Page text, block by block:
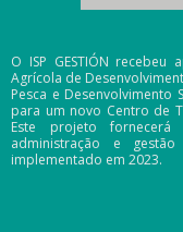
O ISP GESTIÓN
Agrícola de
Pesca e Desenvolvimento
para um novo Centro de
Este projeto
administração e
implementado em 2023.